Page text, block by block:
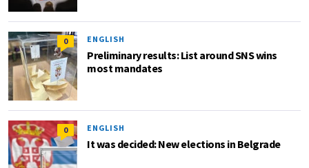
0 ENGLISH
Preliminary results: List around SNS wins
most mandates
0 ENGLISH
It was decided: New elections in Belgrade